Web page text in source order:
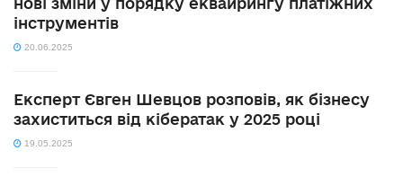
інструментів
20.06.2025
Експерт Євген Шевцов розповів, як бізнесу
захиститься від кібератак у 2025 році
19.05.2025